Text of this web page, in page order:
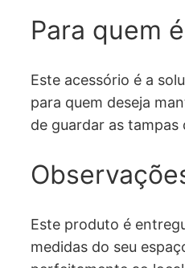
Para quem é
Este acessório é a
para quem deseja
de guardar as tampas
Este produto é
medidas do seu